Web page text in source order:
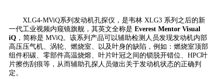
XLG4-MViQ系列发动机孔探仪，是韦林 XLG3 系列之后的新
一代工业视频内窥镜旗舰，其英文全称是 Everest Mentor Visual
iQ ，简称是 MViQ。该系列产品可以辅助检测人员发现发动机内部
高压压气机、涡轮、燃烧室、以及叶身的缺陷，例如：燃烧室顶部
组件积碳、零部件高温烧熔、叶片叶冠之间的锁脱开错位、HPC叶
片擦伤刮痕等，从而辅助孔探人员做出关于发动机状态的正确判
定。